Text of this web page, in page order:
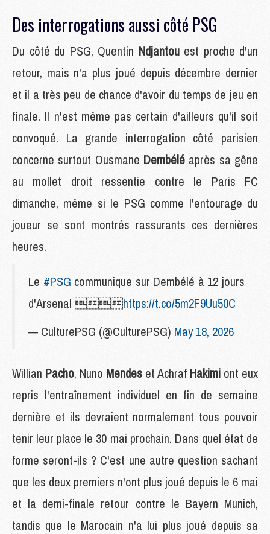
Des interrogations aussi côté PSG
Du côté du PSG, Quentin Ndjantou est proche d'un
retour, mais n'a plus joué depuis décembre dernier
et il a très peu de chance d'avoir du temps de jeu en
finale. Il n'est même pas certain d'ailleurs qu'il soit
convoqué. La grande interrogation côté parisien
concerne surtout Ousmane Dembélé après sa gêne
au mollet droit ressentie contre le Paris FC
dimanche, même si le PSG comme l'entourage du
joueur se sont montrés rassurants ces dernières
heures.
Le #PSG communique sur Dembélé à 12 jours
d'Arsenal https://t.co/5m2F9Uu50C
— CulturePSG (@CulturePSG) May 18, 2026
Willian Pacho, Nuno Mendes et Achraf Hakimi ont eux
repris l'entraînement individuel en fin de semaine
dernière et ils devraient normalement tous pouvoir
tenir leur place le 30 mai prochain. Dans quel état de
forme seront-ils ? C'est une autre question sachant
que les deux premiers n'ont plus joué depuis le 6 mai
et la demi-finale retour contre le Bayern Munich,
tandis que le Marocain n'a lui plus joué depuis sa